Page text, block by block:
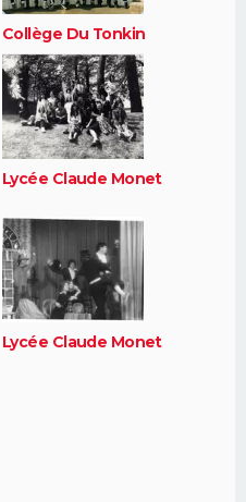
Collège Du Tonkin
Lycée Claude Monet
Lycée Claude Monet